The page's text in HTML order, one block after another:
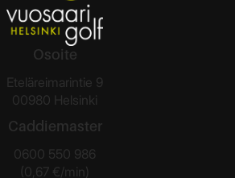
Osoite
Eteläreimarintie 9
00980 Helsinki
Caddiemaster
0600 550 986
(0,67 €/min)